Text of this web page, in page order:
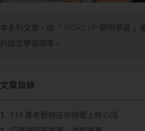
本系列文章，由「 WORD UP 聰明學習
的語言學習效率。
文章目錄
114 普考動物技術榜眼上榜心得